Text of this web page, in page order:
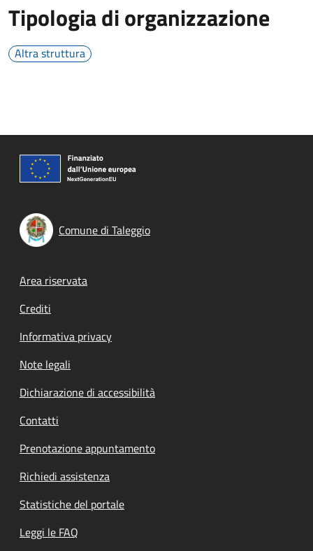
Tipologia di organizzazione
Altra struttura
Comune di Taleggio
Footer menu
Area riservata
Crediti
Informativa privacy
Note legali
Dichiarazione di accessibilità
Contatti
Prenotazione appuntamento
Richiedi assistenza
Statistiche del portale
Leggi le FAQ